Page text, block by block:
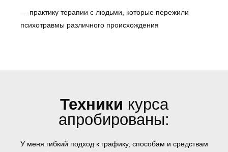
— практику терапии с людьми, которые пережили
психотравмы различного происхождения
Техники курса
апробированы:
У меня гибкий подход к графику, способам и средствам